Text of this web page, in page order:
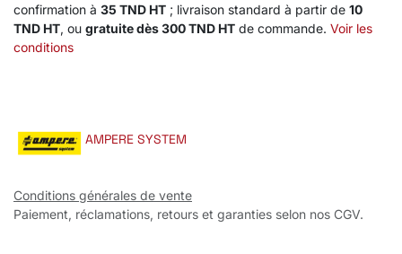
confirmation à 35 TND HT ; livraison standard à partir de 10
TND HT, ou gratuite dès 300 TND HT de commande. Voir les
conditions
AMPERE SYSTEM
Conditions générales de vente
Paiement, réclamations, retours et garanties selon nos CGV.